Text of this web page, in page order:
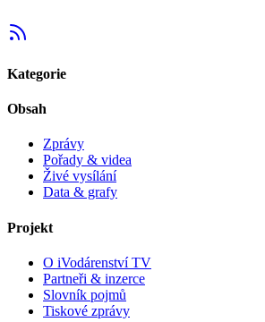
Kategorie
Obsah
Zprávy
Pořady & videa
Živé vysílání
Data & grafy
Projekt
O iVodárenství TV
Partneři & inzerce
Slovník pojmů
Tiskové zprávy